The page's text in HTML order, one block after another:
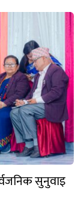
सुनुवाइ